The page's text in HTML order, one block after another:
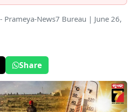
- Prameya-News7 Bureau | June 26,
Share